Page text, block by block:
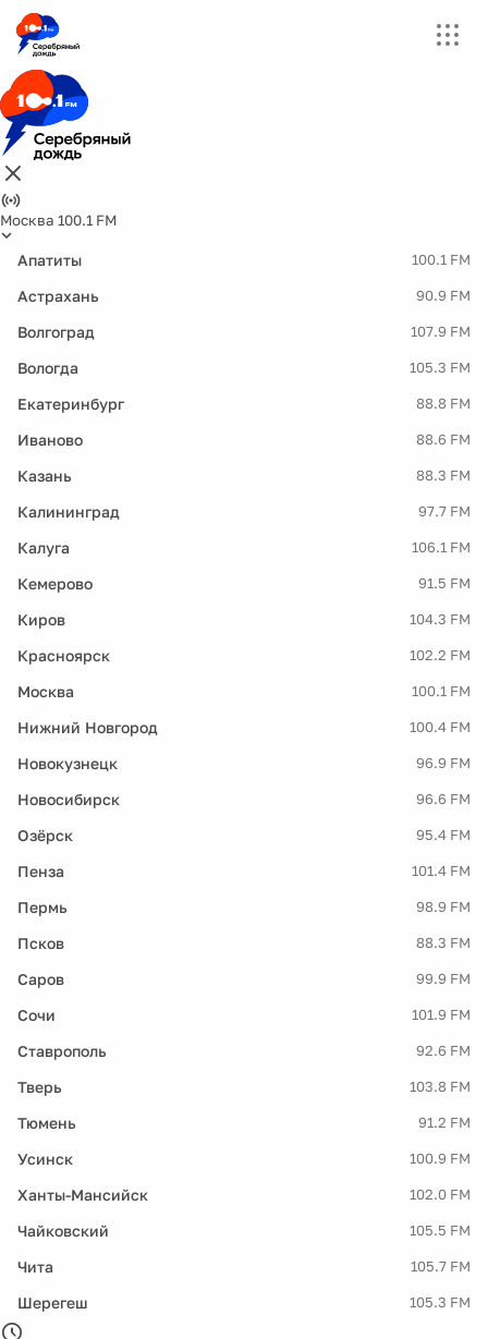
Москва 100.1 FM
Апатиты 100.1 FM
Астрахань 90.9 FM
Волгоград 107.9 FM
Вологда 105.3 FM
Екатеринбург 88.8 FM
Иваново 88.6 FM
Казань 88.3 FM
Калининград 97.7 FM
Калуга 106.1 FM
Кемерово 91.5 FM
Киров 104.3 FM
Красноярск 102.2 FM
Москва 100.1 FM
Нижний Новгород 100.4 FM
Новокузнецк 96.9 FM
Новосибирск 96.6 FM
Озёрск 95.4 FM
Пенза 101.4 FM
Пермь 98.9 FM
Псков 88.3 FM
Саров 99.9 FM
Сочи 101.9 FM
Ставрополь 92.6 FM
Тверь 103.8 FM
Тюмень 91.2 FM
Усинск 100.9 FM
Ханты-Мансийск 102.0 FM
Чайковский 105.5 FM
Чита 105.7 FM
Шерегеш 105.3 FM